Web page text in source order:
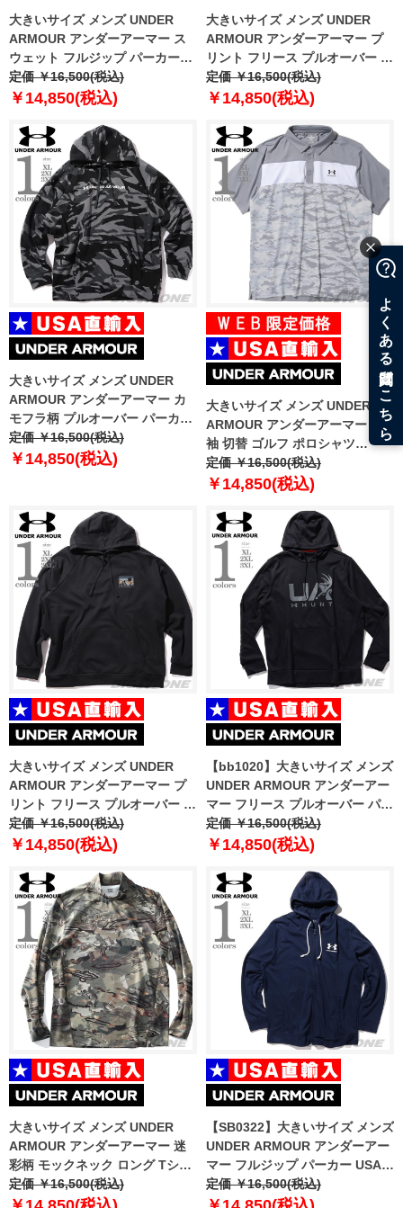
大きいサイズ メンズ UNDER
ARMOUR アンダーアーマー ス
ウェット フルジップ パーカー
USA直輸入 1379767-001
定価 ￥16,500(税込)
￥14,850(税込)
大きいサイズ メンズ UNDER
ARMOUR アンダーアーマー プ
リント フリース プルオーバー パ
ーカー USA直輸入 6010691-418
定価 ￥16,500(税込)
￥14,850(税込)
大きいサイズ メンズ UNDER
ARMOUR アンダーアーマー カ
モフラ柄 プルオーバー パーカー
USA直輸入 6003957-001
定価 ￥16,500(税込)
￥14,850(税込)
大きいサイズ メンズ UNDER
ARMOUR アンダーアーマー 半
袖 切替 ゴルフ ポロシャツ
Freedom Playoff 3.0 Polo USA
直輸入 1377373-035
定価 ￥16,500(税込)
￥14,850(税込)
大きいサイズ メンズ UNDER
ARMOUR アンダーアーマー プ
リント フリース プルオーバー パ
ーカー USA直輸入 6010691-001
定価 ￥16,500(税込)
￥14,850(税込)
【bb1020】大きいサイズ メンズ
UNDER ARMOUR アンダーアー
マー フリース プルオーバー パー
カー Fleece Hunt Logo Hoodie
USA直輸入 1375114-001
定価 ￥16,500(税込)
￥14,850(税込)
大きいサイズ メンズ UNDER
ARMOUR アンダーアーマー 迷
彩柄 モックネック ロング Tシャ
ツ USA直輸入 1372605-994
定価 ￥16,500(税込)
【SB0322】大きいサイズ メンズ
UNDER ARMOUR アンダーアー
マー フルジップ パーカー USA直
輸入 1370409-410
定価 ￥16,500(税込)